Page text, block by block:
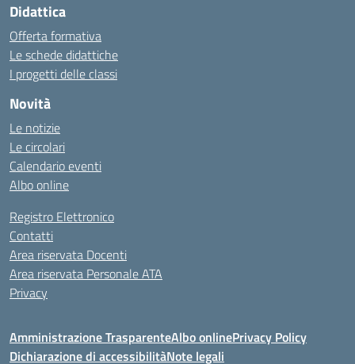
Didattica
Offerta formativa
Le schede didattiche
I progetti delle classi
Novità
Le notizie
Le circolari
Calendario eventi
Albo online
Registro Elettronico
Contatti
Area riservata Docenti
Area riservata Personale ATA
Privacy
Amministrazione TrasparenteAlbo onlinePrivacy Policy
Dichiarazione di accessibilitàNote legali